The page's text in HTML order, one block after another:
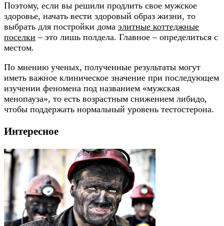
Поэтому, если вы решили продлить свое мужское
здоровье, начать вести здоровый образ жизни, то
выбрать для постройки дома элитные коттеджные
поселки – это лишь полдела. Главное – определиться с
местом.
По мнению ученых, полученные результаты могут
иметь важное клиническое значение при последующем
изучении феномена под названием «мужская
менопауза», то есть возрастным снижением либидо,
чтобы поддержать нормальный уровень тестостерона.
Интересное